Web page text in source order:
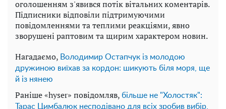
оголошенням з'явився потік вітальних коментарів.
Підписники відповіли підтримуючими
повідомленнями та теплими реакціями, явно
зворушені раптовим та щирим характером новин.
Нагадаємо, Володимир Остапчук із молодою
дружиною виїхав за кордон: шикують біля моря, ще
й із нянею
Раніше «hyser» повідомляв, більше не "Холостяк":
Тарас Цимбалюк несподівано для всіх зробив вибір,